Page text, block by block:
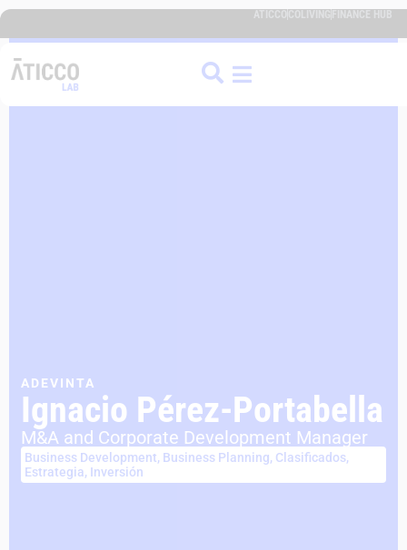
ATICCO COLIVING FINANCE HUB
ADEVINTA
Ignacio Pérez-Portabella
M&A and Corporate Development Manager
Business Development, Business Planning, Clasificados,
Estrategia, Inversión